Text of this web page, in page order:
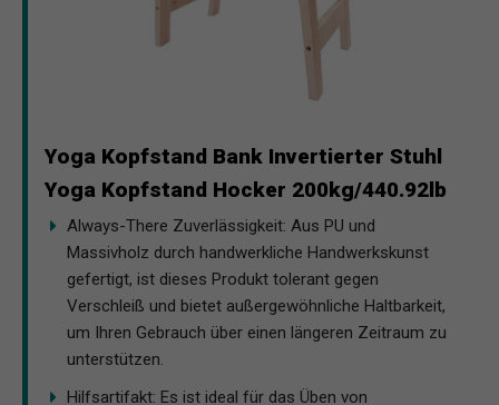
Yoga Kopfstand Bank Invertierter Stuhl
Yoga Kopfstand Hocker 200kg/440.92lb
Always-There Zuverlässigkeit: Aus PU und
Massivholz durch handwerkliche Handwerkskunst
gefertigt, ist dieses Produkt tolerant gegen
Verschleiß und bietet außergewöhnliche Haltbarkeit,
um Ihren Gebrauch über einen längeren Zeitraum zu
unterstützen.
Hilfsartifakt: Es ist ideal für das Üben von